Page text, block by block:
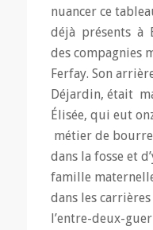
nuancer ce
déjà présents à
des compagnies
Ferfay. Son
Déjardin, était
Élisée, qui eut
métier de
dans la fosse et
famille
dans les
l’entre-deux-